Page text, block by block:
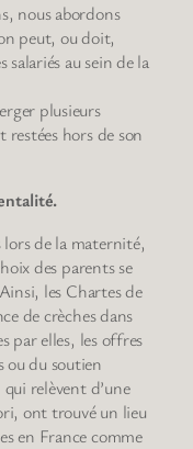
nous abordons
peut, ou doit,
au sein de la
plusieurs
hors de son
de la maternité,
des parents se
les Chartes de
de crèches dans
par elles, les offres
ou du soutien
relèvent d’une
ont trouvé un lieu
en France comme